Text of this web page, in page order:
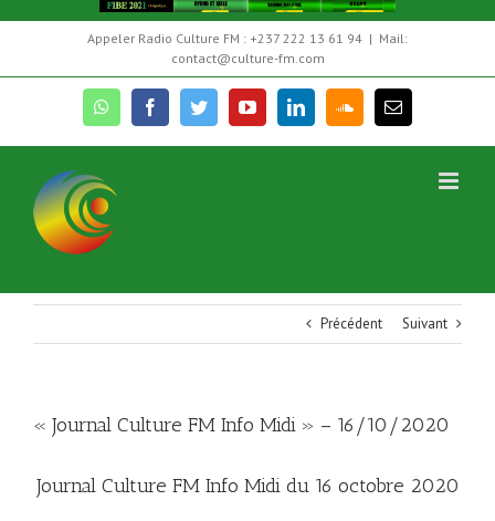
content
Appeler Radio Culture FM : +237 222 13 61 94 | Mail:
contact@culture-fm.com
whatsappfacebooktwitter youtubelinkedinsoundcloud
Email
Précédent Suivant
« Journal Culture FM Info Midi » – 16/10/2020
Journal Culture FM Info Midi du 16 octobre 2020